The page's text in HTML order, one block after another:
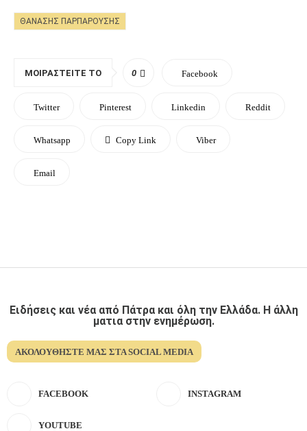
ΘΑΝΆΣΗΣ ΠΑΡΠΑΡΟΎΣΗΣ
ΜΟΙΡΑΣΤΕΊΤΕ ΤΟ 0 Facebook
Twitter Pinterest Linkedin Reddit
Whatsapp Copy Link Viber
Email
Ειδήσεις και νέα από Πάτρα και όλη την Ελλάδα. Η άλλη
ματια στην ενημέρωση.
ΑΚΟΛΟΥΘΉΣΤΕ ΜΑΣ ΣΤΑ SOCIAL MEDIA
FACEBOOK INSTAGRAM
YOUTUBE